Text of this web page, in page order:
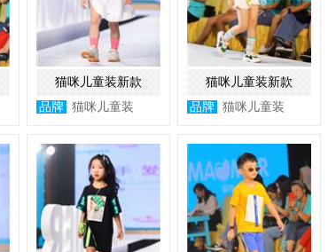
猫咪儿童装新款
品牌 猫咪儿童装
猫咪儿童装新款
品牌 猫咪儿童装